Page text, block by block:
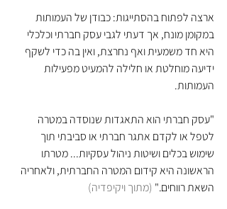
ארצה לפתוח בהסתייגות: כבודן של העמותות
במקומן מונח, אך דעתי לגבי עסק חברתי וכלכלי
היא חד משמעית ואף נחרצת, ואין בה כדי לשקף
ידיעה מוחלטת או חלילה להמעיט מפעילות
העמותות.
"עסק חברתי הוא התאגדות שנוסדה במטרה
לטפל או לקדם אתגר חברתי או סביבתי תוך
שימוש בכלים ושיטות ניהול עסקיות... מטרתו
הראשונה היא קידום המטרה החברתית, ולאחריה
השאת רווחים." (מתוך ויקיפדיה)